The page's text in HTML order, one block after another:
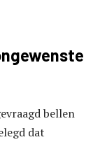
bellen
dat